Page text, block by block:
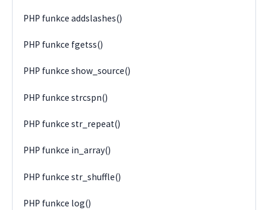
PHP funkce addslashes()
PHP funkce fgetss()
PHP funkce show_source()
PHP funkce strcspn()
PHP funkce str_repeat()
PHP funkce in_array()
PHP funkce str_shuffle()
PHP funkce log()